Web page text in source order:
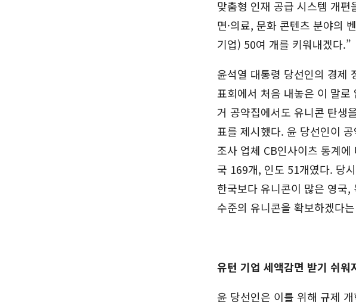
맞춤형 인재 공급 시스템 개
면·의료, 문화 콘텐츠 분야의
기업) 50여 개를 키워내겠다.”
윤석열 대통령 당선인의 경제
표회에서 처음 내놓은 이 말
거 공약집에서도 유니콘 탄생
표를 제시했다. 윤 당선인이
조사 업체 CB인사이츠 통계
국 169개, 인도 51개였다. 당
한국보다 유니콘이 많은 영국
수준의 유니콘을 확보하겠다
유턴 기업 세액감면 받기 쉬워
윤 당선인은 이를 위해 규제